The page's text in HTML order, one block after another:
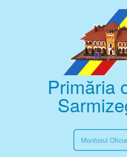
Primăria
Monitorul